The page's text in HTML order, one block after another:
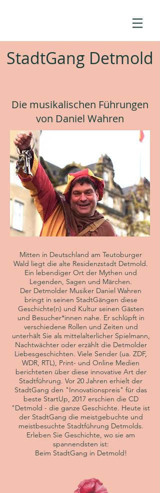
StadtGang Detmold
Die musikalischen Führungen
von Daniel Wahren
Mitten in Deutschland am Teutoburger
Wald liegt die alte Residenzstadt Detmold.
Ein lebendiger Ort der Mythen und
Legenden, Sagen und Märchen.
Der Detmolder Musiker Daniel Wahren
bringt in seinen StadtGängen diese
Geschichte(n) und Kultur seinen Gästen
und Besucher*innen nahe. Er schlüpft in
verschiedene Rollen und Zeiten und
unterhält Sie als mittelalterlicher Spielmann,
Nachtwächter oder erzählt die Detmolder
Liebesgeschichten. Viele Sender (ua. ZDF,
WDR, RTL), Print- und Online Medien
berichteten über diese innovative Art der
Stadtführung. Vor 20 Jahren erhielt der
StadtGang den "Innovationspreis" für das
beste StartUp, 2017 erschien die CD
"Detmold - die ganze Geschichte. Heute ist
der StadtGang die meistgebuchte und
meistbesuchte Stadtführung Detmolds.
Erleben Sie Geschichte, wo sie am
spannendsten ist:
Beim StadtGang in Detmold!